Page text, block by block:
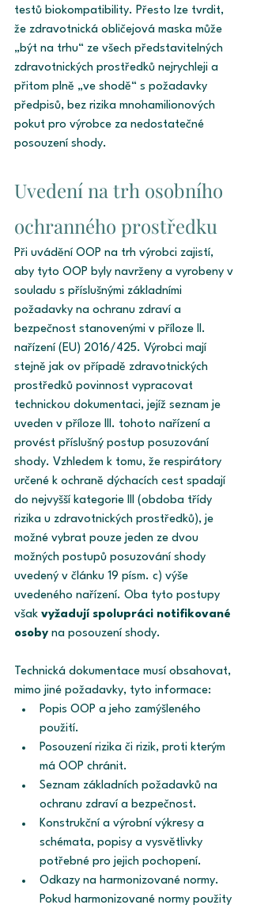
testů biokompatibility. Přesto lze tvrdit,
že zdravotnická obličejová maska může
„být na trhu“ ze všech představitelných
zdravotnických prostředků nejrychleji a
přitom plně „ve shodě“ s požadavky
předpisů, bez rizika mnohamilionových
pokut pro výrobce za nedostatečné
posouzení shody.
Uvedení na trh osobního
ochranného prostředku
Při uvádění OOP na trh výrobci zajistí,
aby tyto OOP byly navrženy a vyrobeny v
souladu s příslušnými základními
požadavky na ochranu zdraví a
bezpečnost stanovenými v příloze II.
nařízení (EU) 2016/425. Výrobci mají
stejně jak ov případě zdravotnických
prostředků povinnost vypracovat
technickou dokumentaci, jejíž seznam je
uveden v příloze III. tohoto nařízení a
provést příslušný postup posuzování
shody. Vzhledem k tomu, že respirátory
určené k ochraně dýchacích cest spadají
do nejvyšší kategorie III (obdoba třídy
rizika u zdravotnických prostředků), je
možné vybrat pouze jeden ze dvou
možných postupů posuzování shody
uvedený v článku 19 písm. c) výše
uvedeného nařízení. Oba tyto postupy
však vyžadují spolupráci notifikované
osoby na posouzení shody.
Technická dokumentace musí obsahovat,
mimo jiné požadavky, tyto informace:
Popis OOP a jeho zamýšleného
použití.
Posouzení rizika či rizik, proti kterým
má OOP chránit.
Seznam základních požadavků na
ochranu zdraví a bezpečnost.
Konstrukční a výrobní výkresy a
schémata, popisy a vysvětlivky
potřebné pro jejich pochopení.
Odkazy na harmonizované normy.
Pokud harmonizované normy použity